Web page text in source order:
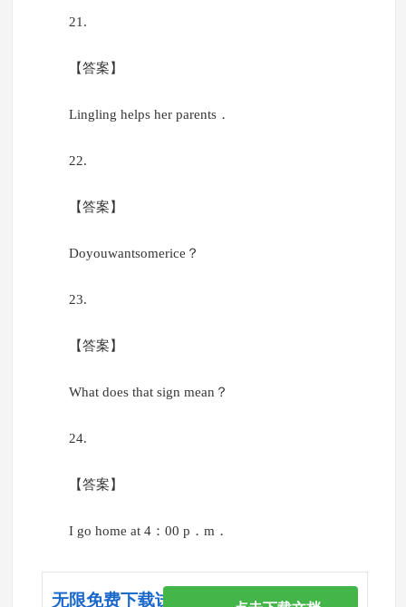
21.
【答案】
Lingling helps her parents．
22.
【答案】
Doyouwantsomerice？
23.
【答案】
What does that sign mean？
24.
【答案】
I go home at 4：00 p．m．
无限免费下载试卷